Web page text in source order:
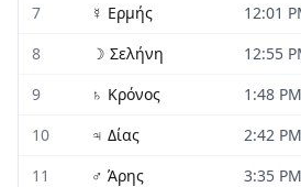
7
☿ Ερμής 12:01
8
☽ Σελήνη 12:55
9
♄ Κρόνος 1:48 PM
10
♃ Δίας 2:42 PM
11
♂ Άρης 3:35 PM